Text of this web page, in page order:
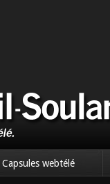
Capsules webtélé